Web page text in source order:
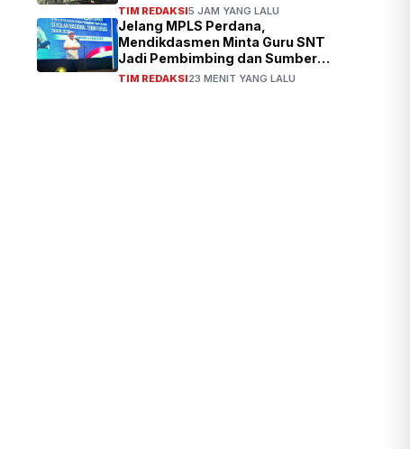
TIM REDAKSI5 JAM YANG LALU
Jelang MPLS Perdana,
Mendikdasmen Minta Guru SNT
Jadi Pembimbing dan Sumber
Inspirasi Murid
TIM REDAKSI23 MENIT YANG LALU